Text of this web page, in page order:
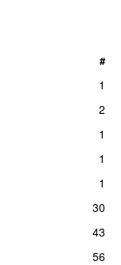
#
1
2
1
1
1
30
43
56